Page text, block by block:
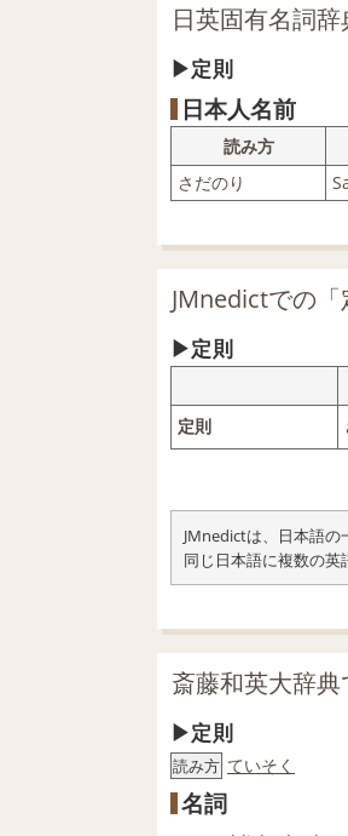
日英固有名詞
定則
日本人名前
読み方
さだのり
JMnedictでの
定則
定則
JMnedictは、日本語の
同じ日本語に複数の英
斎藤和英大辞
定則
読み方 ていそく
名詞